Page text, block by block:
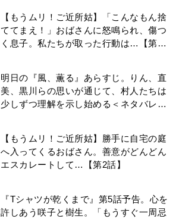
【もうムリ！ご近所姑】「こんなもん捨
ててまえ！」おばさんに怒鳴られ、傷つ
く息子。私たちが取った行動は…【第3
明日の『風、薫る』あらすじ。りん、直
美、黒川らの思いが通じて、村人たちは
少しずつ理解を示し始める＜ネタバレあ
【もうムリ！ご近所姑】勝手に自宅の庭
へ入ってくるおばさん。善意がどんどん
エスカレートして…【第2話】
『Tシャツが乾くまで』第5話予告。心を
許しあう咲子と樹生。「もうすぐ一周忌